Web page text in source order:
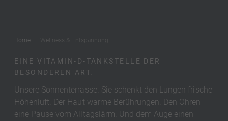
Home Wellness & Entspannung
EINE VITAMIN-D-TANKSTELLE DER
BESONDEREN ART.
Unsere Sonnenterrasse. Sie schenkt den Lungen frische
Höhenluft. Der Haut warme Berührungen. Den Ohren
eine Pause vom Alltagslärm. Und dem Auge einen